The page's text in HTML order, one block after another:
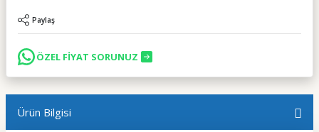
Paylaş
ÖZEL FİYAT SORUNUZ
Ürün Bilgisi